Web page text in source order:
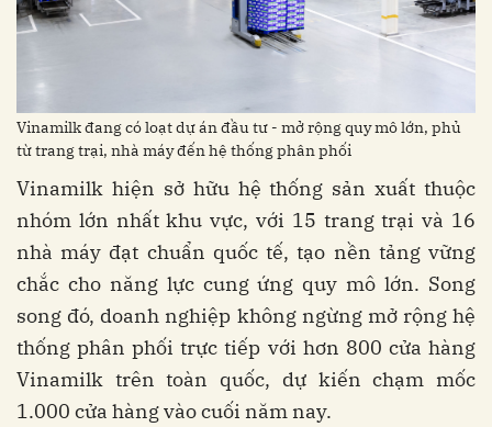
Vinamilk đang có loạt dự án đầu tư - mở rộng quy mô lớn, phủ
từ trang trại, nhà máy đến hệ thống phân phối
Vinamilk hiện sở hữu hệ thống sản xuất thuộc
nhóm lớn nhất khu vực, với 15 trang trại và 16
nhà máy đạt chuẩn quốc tế, tạo nền tảng vững
chắc cho năng lực cung ứng quy mô lớn. Song
song đó, doanh nghiệp không ngừng mở rộng hệ
thống phân phối trực tiếp với hơn 800 cửa hàng
Vinamilk trên toàn quốc, dự kiến chạm mốc
1.000 cửa hàng vào cuối năm nay.